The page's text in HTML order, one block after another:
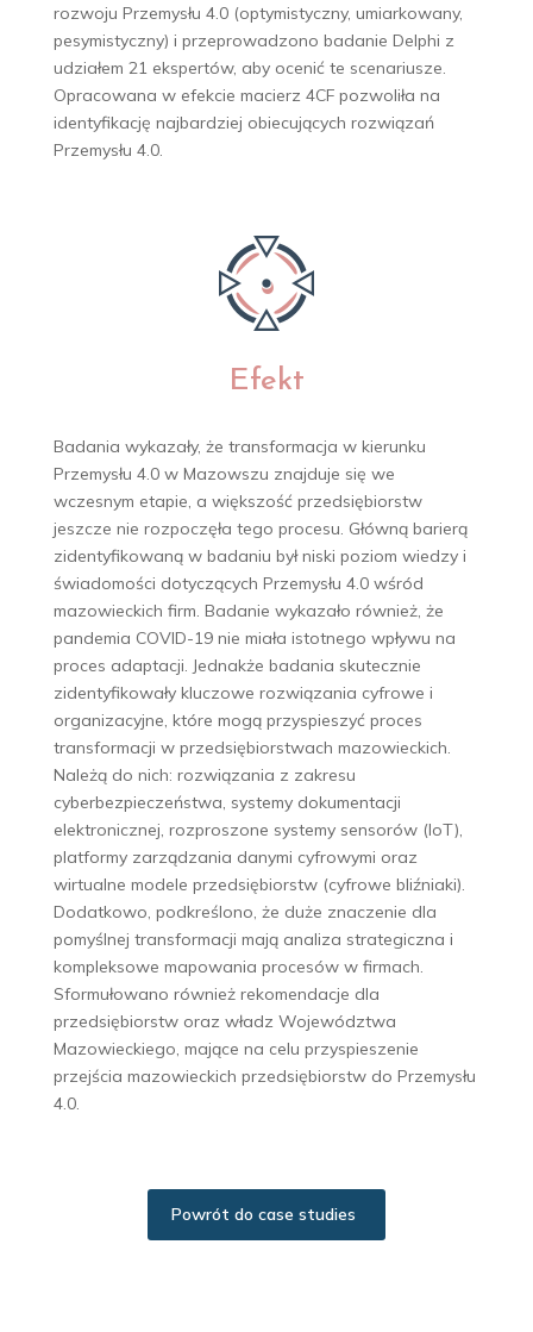
rozwoju Przemysłu 4.0 (optymistyczny, umiarkowany,
pesymistyczny) i przeprowadzono badanie Delphi z
udziałem 21 ekspertów, aby ocenić te scenariusze.
Opracowana w efekcie macierz 4CF pozwoliła na
identyfikację najbardziej obiecujących rozwiązań
Przemysłu 4.0.
Efekt
Badania wykazały, że transformacja w kierunku
Przemysłu 4.0 w Mazowszu znajduje się we
wczesnym etapie, a większość przedsiębiorstw
jeszcze nie rozpoczęła tego procesu. Główną barierą
zidentyfikowaną w badaniu był niski poziom wiedzy i
świadomości dotyczących Przemysłu 4.0 wśród
mazowieckich firm. Badanie wykazało również, że
pandemia COVID-19 nie miała istotnego wpływu na
proces adaptacji. Jednakże badania skutecznie
zidentyfikowały kluczowe rozwiązania cyfrowe i
organizacyjne, które mogą przyspieszyć proces
transformacji w przedsiębiorstwach mazowieckich.
Należą do nich: rozwiązania z zakresu
cyberbezpieczeństwa, systemy dokumentacji
elektronicznej, rozproszone systemy sensorów (IoT),
platformy zarządzania danymi cyfrowymi oraz
wirtualne modele przedsiębiorstw (cyfrowe bliźniaki).
Dodatkowo, podkreślono, że duże znaczenie dla
pomyślnej transformacji mają analiza strategiczna i
kompleksowe mapowania procesów w firmach.
Sformułowano również rekomendacje dla
przedsiębiorstw oraz władz Województwa
Mazowieckiego, mające na celu przyspieszenie
przejścia mazowieckich przedsiębiorstw do Przemysłu
4.0.
Powrót do case studies